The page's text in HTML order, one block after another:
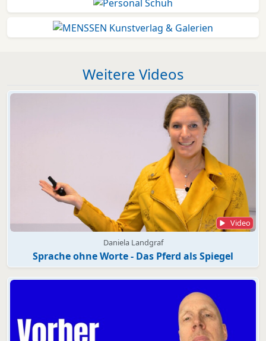
Weitere Videos
Video
Daniela Landgraf
Sprache ohne Worte - Das Pferd als Spiegel